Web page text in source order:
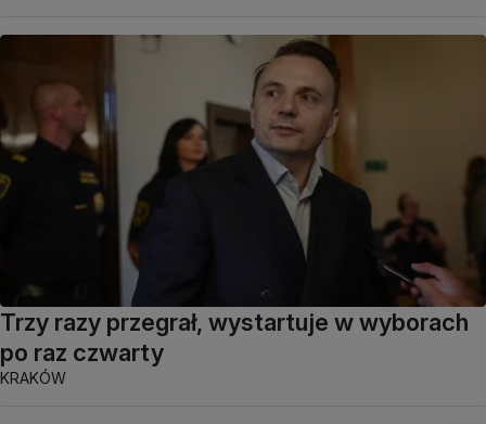
Trzy razy przegrał, wystartuje w wyborach
po raz czwarty
KRAKÓW